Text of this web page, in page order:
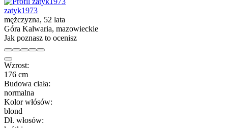
zatyk1973
mężczyzna, 52 lata
Góra Kalwaria, mazowieckie
Jak poznasz to ocenisz
Wzrost:
176 cm
Budowa ciała:
normalna
Kolor włósów:
blond
Dł. włosów: